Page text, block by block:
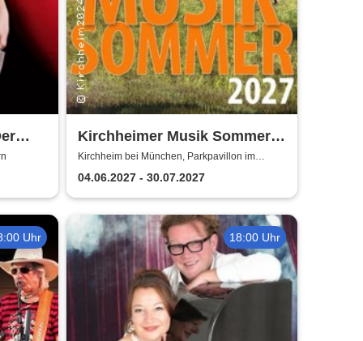
Kirchheimer Musik Sommer
2027
Kirchheim bei München, Parkpavillon im
Ortspark Kirchheim bei München
04.06.2027 - 30.07.2027
Uhr 18:00 Uhr